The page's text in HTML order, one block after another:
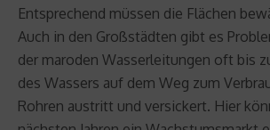
Entsprechend müssen die Flächen
Auch in den Großstädten gibt es
der maroden Wasserleitungen oft bis
des Wassers auf dem Weg zum
Rohren austritt und versickert. Hier